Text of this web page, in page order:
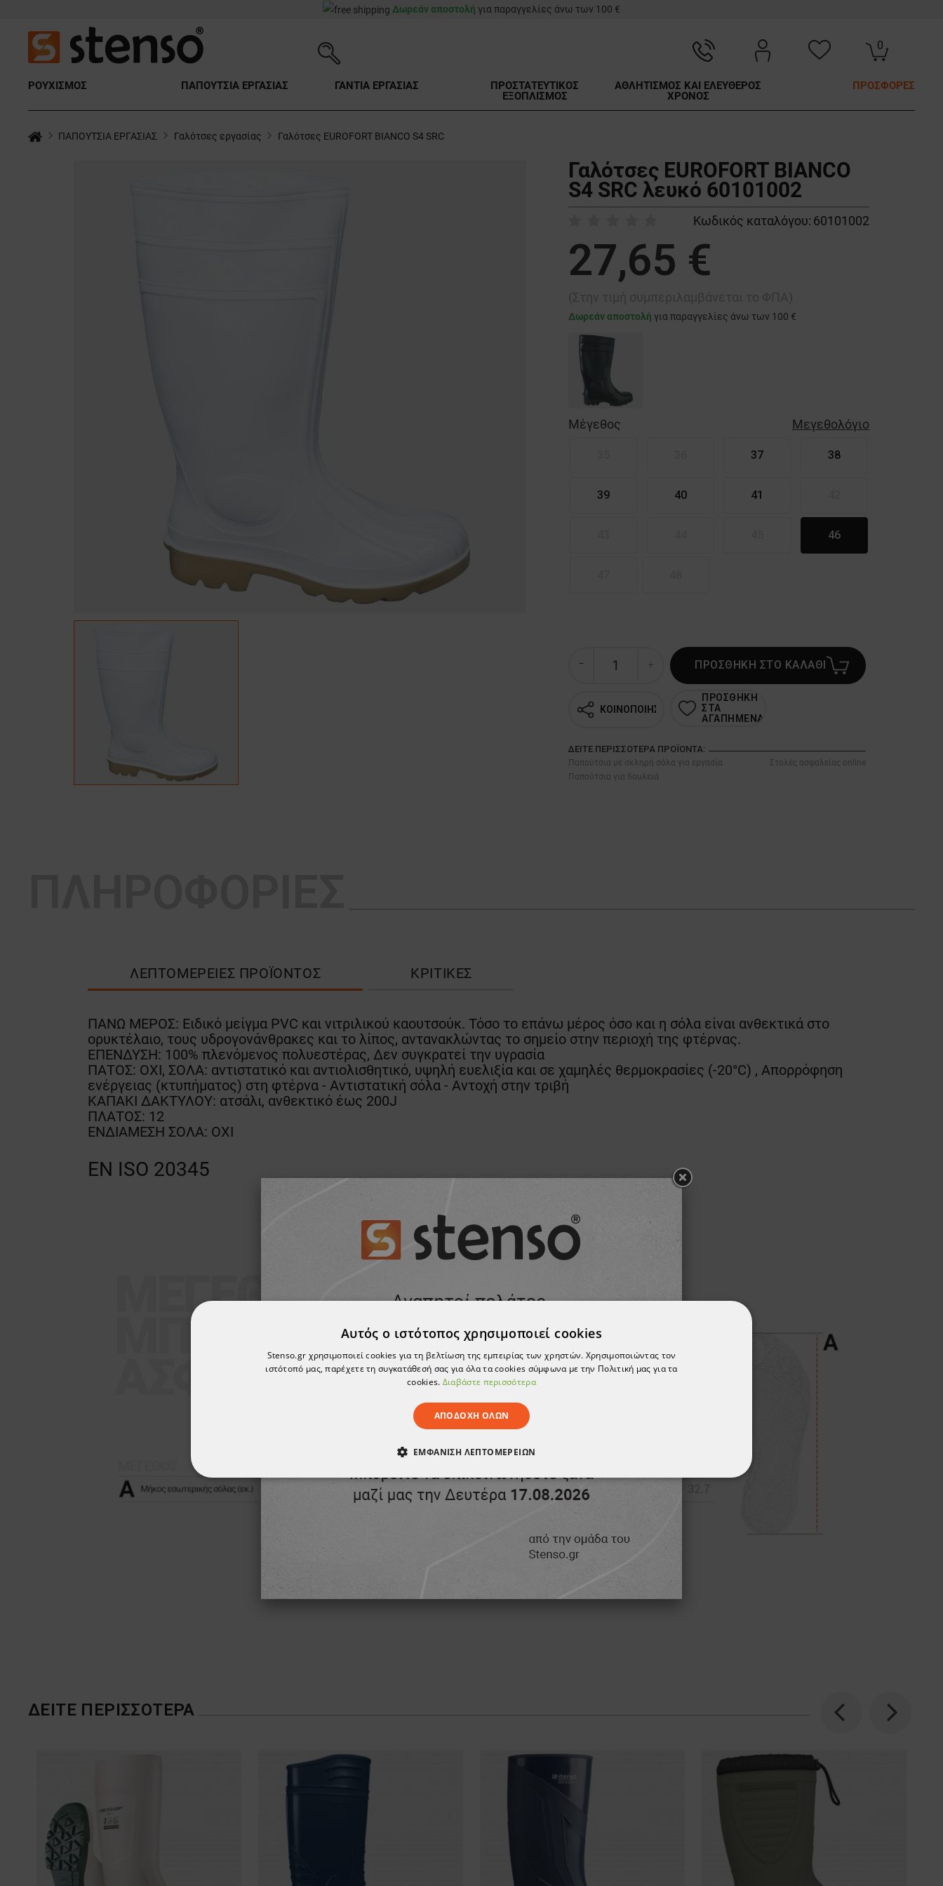
Δωρεάν αποστολή για παραγγελίες άνω των 100 €
0
ΡΟΥΧΙΣΜΟΣ ΠΑΠΟΥΤΣΙΑ ΕΡΓΑΣΙΑΣ ΓΑΝΤΙΑ ΕΡΓΑΣΙΑΣ
ΠΡΟΣΤΑΤΕΥΤΙΚΟΣ
ΕΞΟΠΛΙΣΜΟΣ
ΑΘΛΗΤΙΣΜΟΣ ΚΑΙ ΕΛΕΥΘΕΡΟΣ
ΧΡΟΝΟΣ
ΠΡΟΣΦΟΡΕΣ
ΠΑΠΟΥΤΣΙΑ ΕΡΓΑΣΙΑΣ Γαλότσες εργασίας Γαλότσες EUROFORT BIANCO S4 SRC
Γαλότσες EUROFORT BIANCO
S4 SRC λευκό 60101002
Κωδικός καταλόγου: 60101002
27,65 €
Δωρεάν αποστολή για παραγγελίες άνω των 100 €
Μέγεθος Μεγεθολόγιο
37 38
39 40 41
46
ΠΡΟΣΘΗΚΗ ΣΤΟ ΚΑΛΑΘΙ
ΚΟΙΝΟΠΟΙΗΣΗ
ΠΡΟΣΘΗΚΗ
ΣΤΑ
ΑΓΑΠΗΜΕΝΑ
ΔΕΊΤΕ ΠΕΡΙΣΣΌΤΕΡΑ ΠΡΟΪΌΝΤΑ:
Παπούτσια με σκληρή σόλα για εργασία
Στολές ασφαλείας online
Παπούτσια για δουλειά
ΛΕΠΤΟΜΈΡΕΙΕΣ ΠΡΟΪΌΝΤΟΣ ΚΡΙΤΙΚΈΣ
ΠΑΝΩ ΜΕΡΟΣ: Ειδικό μείγμα PVC και νιτριλικού καουτσούκ. Τόσο το επάνω μέρος όσο και η σόλα είναι ανθεκτικά στο
ορυκτέλαιο, τους υδρογονάνθρακες και το λίπος, αντανακλώντας το σημείο στην περιοχή της φτέρνας.
ΕΠΕΝΔΥΣΗ: 100% πλενόμενος πολυεστέρας, Δεν συγκρατεί την υγρασία
ΠΑΤΟΣ: ΟΧΙ, ΣΟΛΑ: αντιστατικό και αντιολισθητικό, υψηλή ευελιξία και σε χαμηλές θερμοκρασίες (-20°C) , Απορρόφηση
ενέργειας (κτυπήματος) στη φτέρνα - Αντιστατική σόλα - Αντοχή στην τριβή
ΚΑΠΑΚΙ ΔΑΚΤΥΛΟΥ: ατσάλι, ανθεκτικό έως 200J
ΠΛΑΤΟΣ: 12
ΕΝΔΙΑΜΕΣΗ ΣΟΛΑ: ΟΧΙ
EN ISO 20345
ΔΕΊΤΕ ΠΕΡΙΣΣΌΤΕΡΑ
Previous Next
Αυτός ο ιστότοπος χρησιμοποιεί cookies
Stenso.gr χρησιμοποιεί cookies για τη βελτίωση της εμπειρίας των χρηστών. Χρησιμοποιώντας τον
ιστότοπό μας, παρέχετε τη συγκατάθεσή σας για όλα τα cookies σύμφωνα με την Πολιτική μας για τα
cookies. Διαβάστε περισσότερα
ΑΠΟΔΟΧΉ ΌΛΩΝ
ΕΜΦΆΝΙΣΗ ΛΕΠΤΟΜΕΡΕΙΏΝ
ΑΠΟΛΎΤΩΣ ΑΠΑΡΑΊΤΗΤΑ ΑΠΌΔΟΣΗΣ ΣΤΌΧΕΥΣΗΣ ΛΕΙΤΟΥΡΓΙΚΌΤΗΤΑΣ